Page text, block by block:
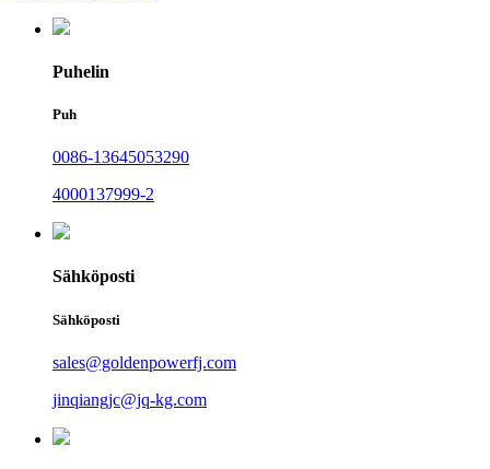
Puhelin
Puh
0086-13645053290
4000137999-2
Sähköposti
Sähköposti
sales@goldenpowerfj.com
jinqiangjc@jq-kg.com